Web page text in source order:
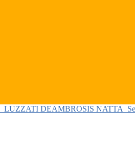
LUZZATI DEAMBROSIS NATTA